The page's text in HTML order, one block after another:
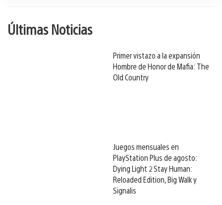
Últimas Noticias
Primer vistazo a la expansión
Hombre de Honor de Mafia: The
Old Country
Juegos mensuales en
PlayStation Plus de agosto:
Dying Light 2 Stay Human:
Reloaded Edition, Big Walk y
Signalis